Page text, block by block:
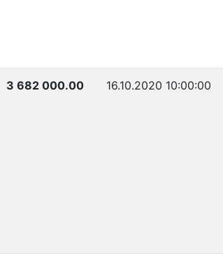
3 682 000.00 16.10.2020 10:00:00